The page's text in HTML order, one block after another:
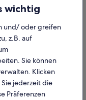
wichtig
und/ oder greifen
z.B. auf
Sie können
Klicken
jederzeit die
Präferenzen